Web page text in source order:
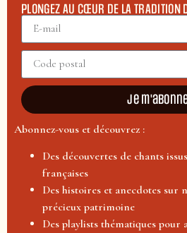
PLONGEZ AU CŒUR DE LA TRADITION
Je
Abonnez-vous et découvrez :
Des découvertes de chants
françaises
Des histoires et anecdotes sur
précieux patrimoine
Des playlists thématiques